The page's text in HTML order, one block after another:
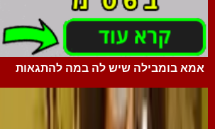
אמא בומבילה שיש לה במה להתגאות